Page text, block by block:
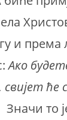
и према
Ако
ће
Значи то